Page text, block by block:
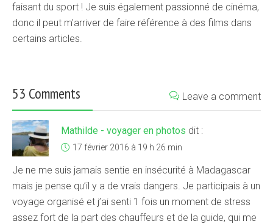
faisant du sport ! Je suis également passionné de cinéma,
donc il peut m'arriver de faire référence à des films dans
certains articles.
53 Comments Leave a comment
Mathilde - voyager en photos dit :
17 février 2016 à 19 h 26 min
Je ne me suis jamais sentie en insécurité à Madagascar
mais je pense qu’il y a de vrais dangers. Je participais à un
voyage organisé et j’ai senti 1 fois un moment de stress
assez fort de la part des chauffeurs et de la guide, qui me